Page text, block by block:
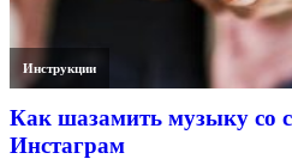
Инструкции
Как шазамить музыку со
Инстаграм